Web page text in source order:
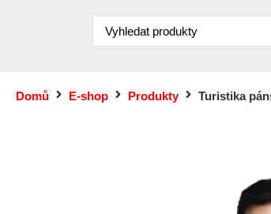
Domů E-shop Produkty Turistika